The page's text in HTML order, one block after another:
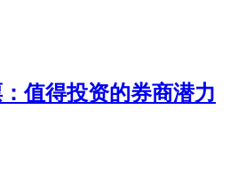
值得投资的券商潜力